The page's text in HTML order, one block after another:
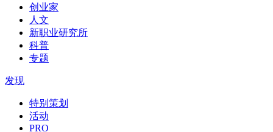
创业家
人文
新职业研究所
科普
专题
发现
特别策划
活动
PRO